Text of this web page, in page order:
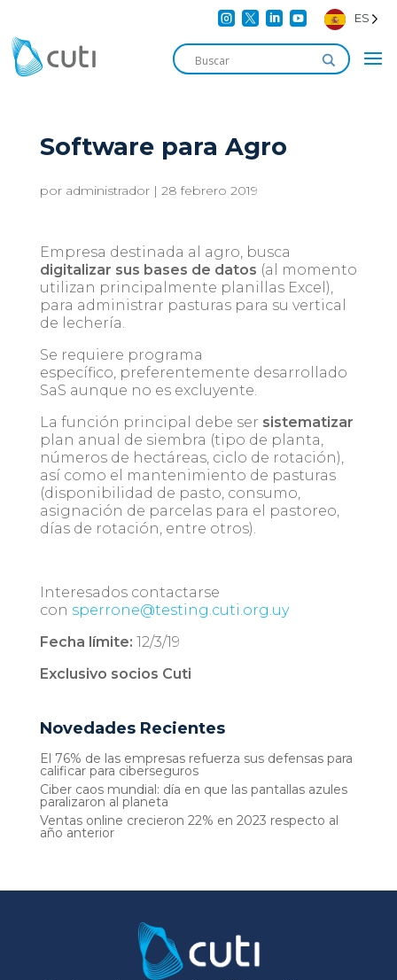
    ES
Software para Agro
por administrador| 28 febrero 2019
Empresa destinada al agro, busca
digitalizar sus bases de datos (al momento
utilizan principalmente planillas Excel),
para administrar pasturas para su vertical
de lechería.
Se requiere programa
específico, preferentemente desarrollado
SaS aunque no es excluyente.
La función principal debe ser sistematizar
plan anual de siembra (tipo de planta,
números de hectáreas, ciclo de rotación),
así como el mantenimiento de pasturas
(disponibilidad de pasto, consumo,
asignación de parcelas para el pastoreo,
días de rotación, entre otros).
Interesados contactarse
con sperrone@testing.cuti.org.uy
Fecha límite: 12/3/19
Exclusivo socios Cuti
Novedades Recientes
El 76% de las empresas refuerza sus defensas para
calificar para ciberseguros
Ciber caos mundial: día en que las pantallas azules
paralizaron al planeta
Ventas online crecieron 22% en 2023 respecto al
año anterior